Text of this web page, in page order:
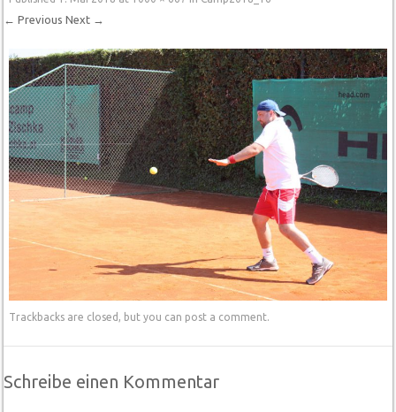
← Previous Next →
Trackbacks are closed, but you can post a comment.
Schreibe einen Kommentar